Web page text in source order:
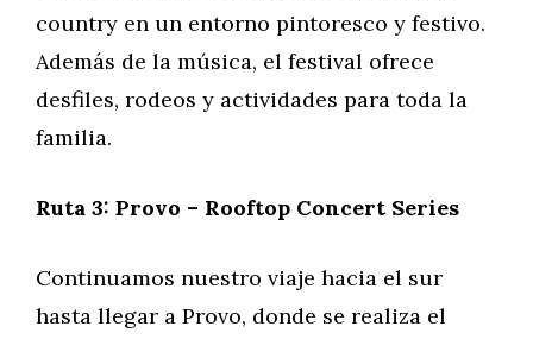
country en un entorno pintoresco y festivo.
Además de la música, el festival ofrece
desfiles, rodeos y actividades para toda la
familia.
Ruta 3: Provo – Rooftop Concert Series
Continuamos nuestro viaje hacia el sur
hasta llegar a Provo, donde se realiza el